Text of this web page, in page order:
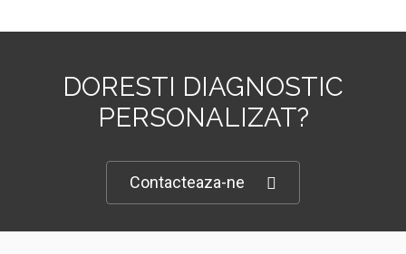
DORESTI DIAGNOSTIC
PERSONALIZAT?
Contacteaza-ne